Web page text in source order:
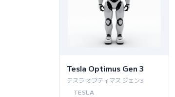
Tesla Optimus Gen 3
テスラ オプティマス ジェン3
TESLA